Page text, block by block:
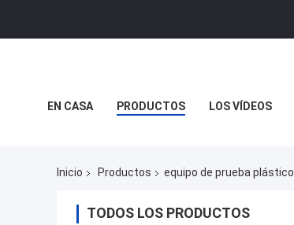
EN CASA PRODUCTOS LOS VÍDEOS
Inicio Productos equipo de prueba plástico
TODOS LOS PRODUCTOS